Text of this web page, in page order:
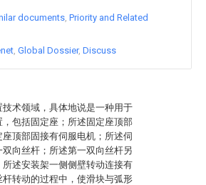
术领域，具体地说是一种用于
包括固定座；所述固定座顶部
顶部固接有伺服电机；所述伺
向丝杆；所述第一双向丝杆另
述安装架一侧侧壁转动连接有
转动的过程中，使滑块与弧形
documents Priority and Related
Global Dossier Discuss